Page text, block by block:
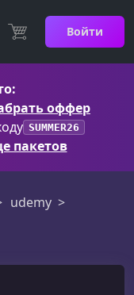
Войти
оффер
SUMMER26
пакетов
udemy